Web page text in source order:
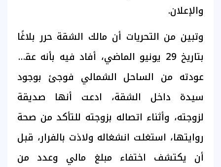
والإعلان.
وتبين من التحريات أن مالك الشقة حرر بلاغًا
بتاريخ 29 يونيو الماضي، أفاد فيه بأنه عقب
عودته من الساحل الشمالي فوجئ بوجود
سيدة داخل الشقة، ادعت أنها صديقة
لزوجته، وأثناء اتصاله بزوجته للتأكد من صحة
روايتها، استغلت انشغاله ولاذت بالفرار، قبل
أن يكتشف اختفاء مبلغ مالي وعدد من